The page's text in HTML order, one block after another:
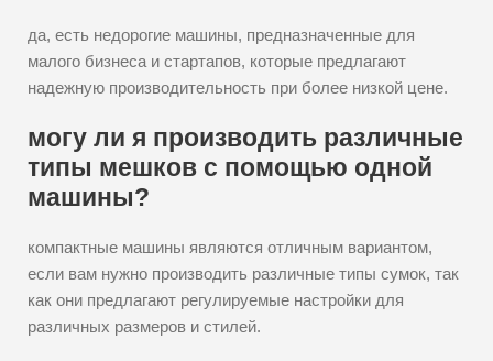
да, есть недорогие машины, предназначенные для
малого бизнеса и стартапов, которые предлагают
надежную производительность при более низкой цене.
могу ли я производить различные
типы мешков с помощью одной
машины?
компактные машины являются отличным вариантом,
если вам нужно производить различные типы сумок, так
как они предлагают регулируемые настройки для
различных размеров и стилей.